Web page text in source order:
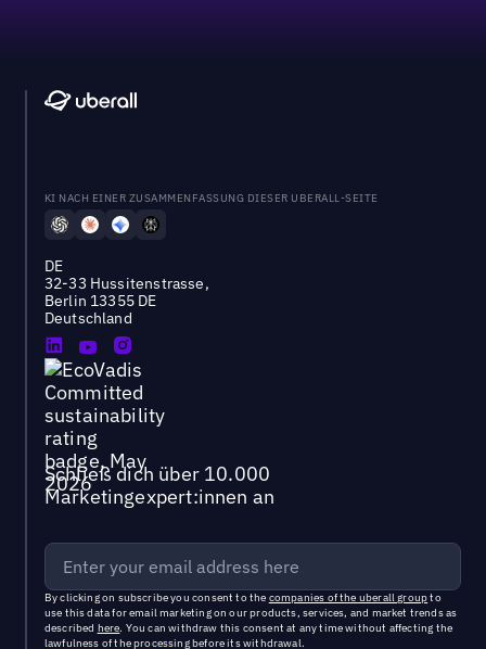
KI NACH EINER ZUSAMMENFASSUNG DIESER UBERALL-SEITE
DE
32-33 Hussitenstrasse,
Berlin 13355 DE
Deutschland
Schließ dich über 10.000
Marketingexpert:innen an
By clicking on subscribe you consent to the companies of the uberall groupto
use this data for email marketing on our products, services, and market trends as
described here. You can withdraw this consent at any time without affecting the
lawfulness of the processing before its withdrawal.